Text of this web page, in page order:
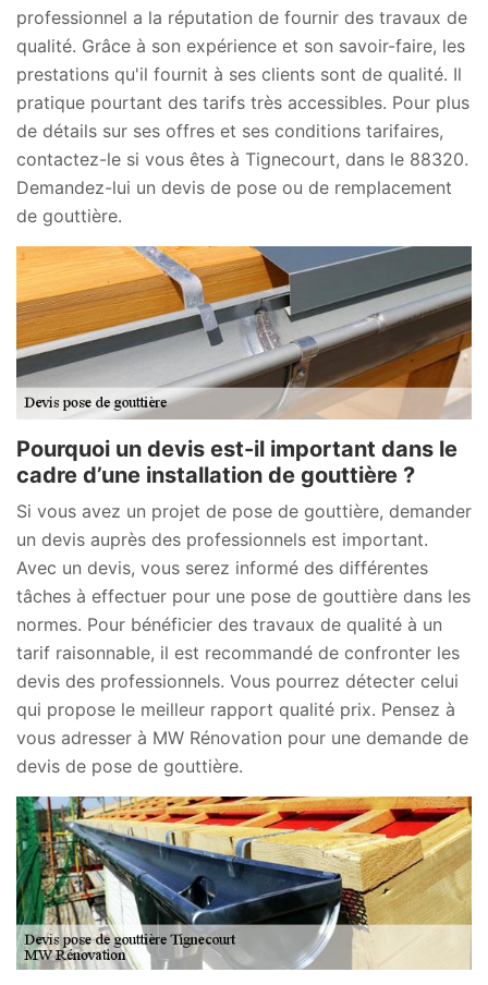
professionnel a la réputation de fournir des travaux de
qualité. Grâce à son expérience et son savoir-faire, les
prestations qu'il fournit à ses clients sont de qualité. Il
pratique pourtant des tarifs très accessibles. Pour plus
de détails sur ses offres et ses conditions tarifaires,
contactez-le si vous êtes à Tignecourt, dans le 88320.
Demandez-lui un devis de pose ou de remplacement
de gouttière.
Pourquoi un devis est-il important dans le
cadre d’une installation de gouttière ?
Si vous avez un projet de pose de gouttière, demander
un devis auprès des professionnels est important.
Avec un devis, vous serez informé des différentes
tâches à effectuer pour une pose de gouttière dans les
normes. Pour bénéficier des travaux de qualité à un
tarif raisonnable, il est recommandé de confronter les
devis des professionnels. Vous pourrez détecter celui
qui propose le meilleur rapport qualité prix. Pensez à
vous adresser à MW Rénovation pour une demande de
devis de pose de gouttière.